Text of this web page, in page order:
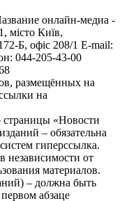
онлайн-медиа -
місто Київ,
Б, офіс 208/1 E-mail:
044-205-43-00
размещённых на
на
страницы «Новости
– обязательна
гиперссылка.
независимости от
материалов.
– должна быть
абзаце